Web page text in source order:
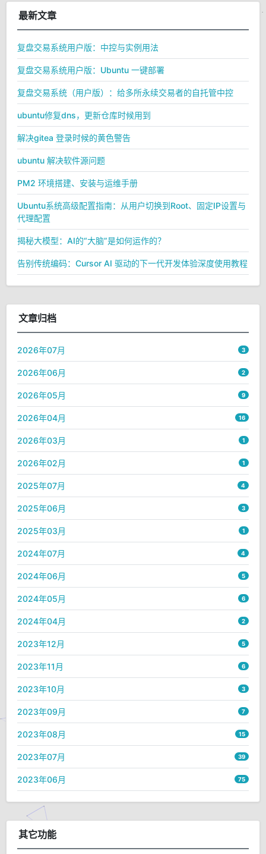
最新文章
复盘交易系统用户版：中控与实例用法
复盘交易系统用户版：Ubuntu 一键部署
复盘交易系统（用户版）：给多所永续交易者的自托管中控
ubuntu修复dns，更新仓库时候用到
解决gitea 登录时候的黄色警告
ubuntu 解决软件源问题
PM2 环境搭建、安装与运维手册
Ubuntu系统高级配置指南：从用户切换到Root、固定IP设置与
代理配置
揭秘大模型：AI的“大脑”是如何运作的？
告别传统编码：Cursor AI 驱动的下一代开发体验深度使用教程
文章归档
2026年07月 3
2026年06月 2
2026年05月 9
2026年04月 16
2026年03月 1
2026年02月 1
2025年07月 4
2025年06月 3
2025年03月 1
2024年07月 4
2024年06月 5
2024年05月 6
2024年04月 2
2023年12月 5
2023年11月 6
2023年10月 3
2023年09月 7
2023年08月 15
2023年07月 39
2023年06月 75
其它功能